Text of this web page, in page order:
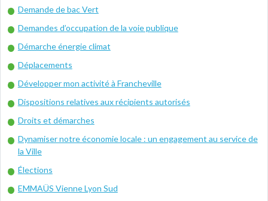
Demande de bac Vert
Demandes d’occupation de la voie publique
Démarche énergie climat
Déplacements
Développer mon activité à Francheville
Dispositions relatives aux récipients autorisés
Droits et démarches
Dynamiser notre économie locale : un engagement au service de
la Ville
Élections
EMMAÜS Vienne Lyon Sud